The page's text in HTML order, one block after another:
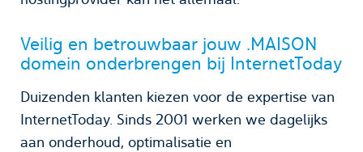
Veilig en betrouwbaar jouw .MAISON
domein onderbrengen bij InternetToday
Duizenden klanten kiezen voor de expertise van
InternetToday. Sinds 2001 werken we dagelijks
aan onderhoud, optimalisatie en